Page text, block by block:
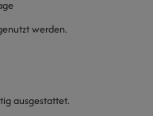
werden.
ausgestattet.